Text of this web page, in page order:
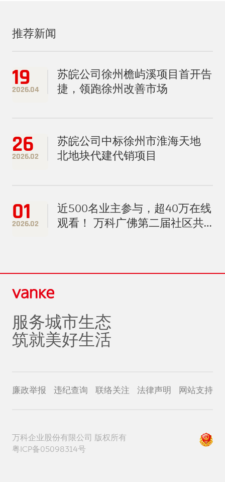
推荐新闻
19
2026.04
苏皖公司徐州檐屿溪项目首开告
捷，领跑徐州改善市场
26
2026.02
苏皖公司中标徐州市淮海天地
北地块代建代销项目
01
2026.02
近500名业主参与，超40万在线
观看！ 万科广佛第二届社区共
服务城市生态
筑就美好生活
廉政举报 违纪查询 联络关注 法律声明 网站支持
万科企业股份有限公司 版权所有
粤ICP备05098314号